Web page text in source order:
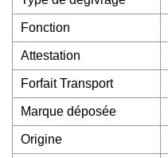
Fonction
Attestation
Forfait Transport
Marque déposée
Origine